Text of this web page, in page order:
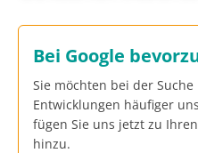
Bei Google
Sie möchten bei der
Entwicklungen häufiger
fügen Sie uns jetzt zu
hinzu.